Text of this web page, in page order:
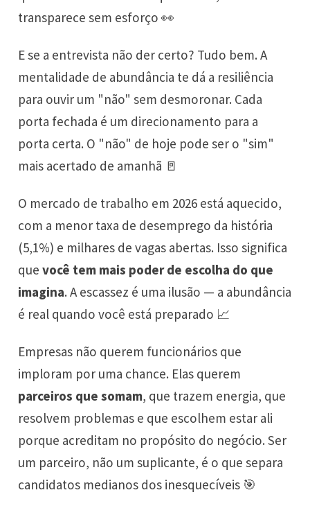
transparece sem esforço 👀
E se a entrevista não der certo? Tudo bem. A
mentalidade de abundância te dá a resiliência
para ouvir um "não" sem desmoronar. Cada
porta fechada é um direcionamento para a
porta certa. O "não" de hoje pode ser o "sim"
mais acertado de amanhã 🚪
O mercado de trabalho em 2026 está aquecido,
com a menor taxa de desemprego da história
(5,1%) e milhares de vagas abertas. Isso significa
quevocê tem mais poder de escolha do que
imagina. A escassez é uma ilusão — a abundância
é real quando você está preparado 📈
Empresas não querem funcionários que
imploram por uma chance. Elas querem
parceiros que somam, que trazem energia, que
resolvem problemas e que escolhem estar ali
porque acreditam no propósito do negócio. Ser
um parceiro, não um suplicante, é o que separa
candidatos medianos dos inesquecíveis 🎯